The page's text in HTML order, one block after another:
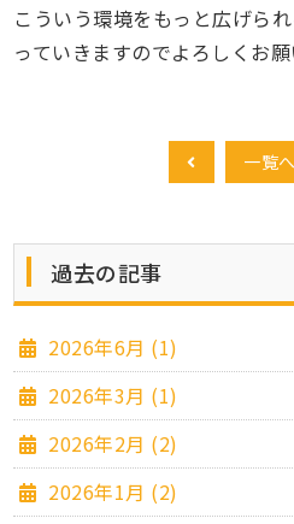
こういう環境をもっと広げら
っていきますのでよろしくお
一覧へ
過去の記事
2026年6月 (1)
2026年3月 (1)
2026年2月 (2)
2026年1月 (2)